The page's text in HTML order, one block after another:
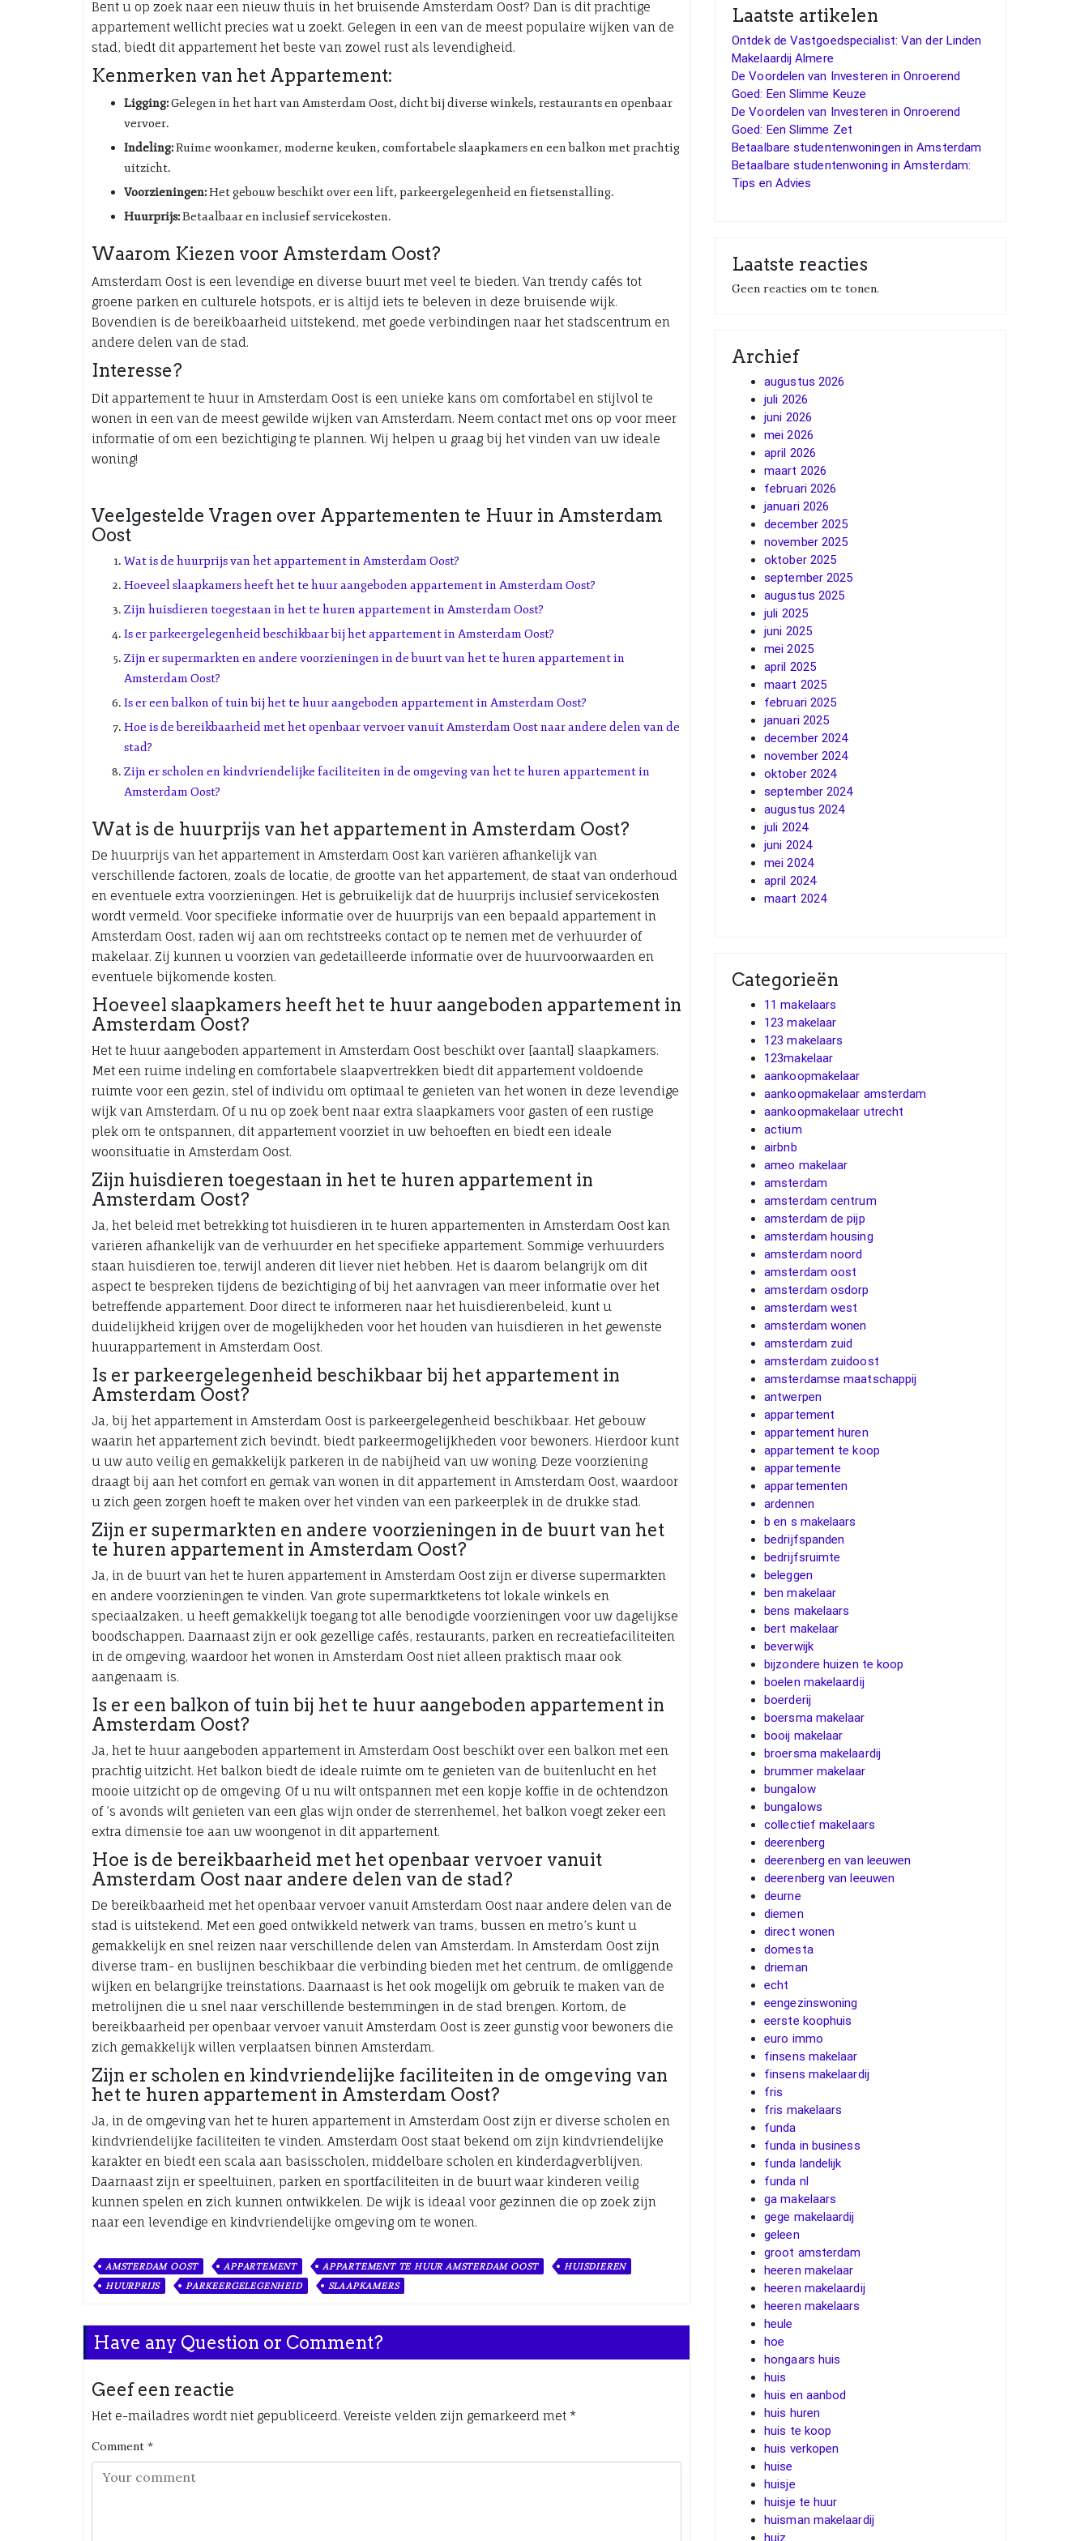
Bent u op zoek naar een nieuw thuis in het bruisende Amsterdam Oost? Dan is dit prachtige
appartement wellicht precies wat u zoekt. Gelegen in een van de meest populaire wijken van de
stad, biedt dit appartement het beste van zowel rust als levendigheid.
Kenmerken van het Appartement:
Ligging:Gelegen in het hart van Amsterdam Oost, dicht bij diverse winkels, restaurants en openbaar
vervoer.
Indeling:Ruime woonkamer, moderne keuken, comfortabele slaapkamers en een balkon met prachtig
uitzicht.
Voorzieningen:Het gebouw beschikt over een lift, parkeergelegenheid en fietsenstalling.
Huurprijs:Betaalbaar en inclusief servicekosten.
Waarom Kiezen voor Amsterdam Oost?
Amsterdam Oost is een levendige en diverse buurt met veel te bieden. Van trendy cafés tot
groene parken en culturele hotspots, er is altijd iets te beleven in deze bruisende wijk.
Bovendien is de bereikbaarheid uitstekend, met goede verbindingen naar het stadscentrum en
andere delen van de stad.
Interesse?
Dit appartement te huur in Amsterdam Oost is een unieke kans om comfortabel en stijlvol te
wonen in een van de meest gewilde wijken van Amsterdam. Neem contact met ons op voor meer
informatie of om een bezichtiging te plannen. Wij helpen u graag bij het vinden van uw ideale
woning!
Veelgestelde Vragen over Appartementen te Huur in Amsterdam
Oost
Wat is de huurprijs van het appartement in Amsterdam Oost?
Hoeveel slaapkamers heeft het te huur aangeboden appartement in Amsterdam Oost?
Zijn huisdieren toegestaan in het te huren appartement in Amsterdam Oost?
Is er parkeergelegenheid beschikbaar bij het appartement in Amsterdam Oost?
Zijn er supermarkten en andere voorzieningen in de buurt van het te huren appartement in
Amsterdam Oost?
Is er een balkon of tuin bij het te huur aangeboden appartement in Amsterdam Oost?
Hoe is de bereikbaarheid met het openbaar vervoer vanuit Amsterdam Oost naar andere delen van de
stad?
Zijn er scholen en kindvriendelijke faciliteiten in de omgeving van het te huren appartement in
Amsterdam Oost?
Wat is de huurprijs van het appartement in Amsterdam Oost?
De huurprijs van het appartement in Amsterdam Oost kan variëren afhankelijk van
verschillende factoren, zoals de locatie, de grootte van het appartement, de staat van onderhoud
en eventuele extra voorzieningen. Het is gebruikelijk dat de huurprijs inclusief servicekosten
wordt vermeld. Voor specifieke informatie over de huurprijs van een bepaald appartement in
Amsterdam Oost, raden wij aan om rechtstreeks contact op te nemen met de verhuurder of
makelaar. Zij kunnen u voorzien van gedetailleerde informatie over de huurvoorwaarden en
eventuele bijkomende kosten.
Hoeveel slaapkamers heeft het te huur aangeboden appartement in
Amsterdam Oost?
Het te huur aangeboden appartement in Amsterdam Oost beschikt over [aantal] slaapkamers.
Met een ruime indeling en comfortabele slaapvertrekken biedt dit appartement voldoende
ruimte voor een gezin, stel of individu om optimaal te genieten van het wonen in deze levendige
wijk van Amsterdam. Of u nu op zoek bent naar extra slaapkamers voor gasten of een rustige
plek om te ontspannen, dit appartement voorziet in uw behoeften en biedt een ideale
woonsituatie in Amsterdam Oost.
Zijn huisdieren toegestaan in het te huren appartement in
Amsterdam Oost?
Ja, het beleid met betrekking tot huisdieren in te huren appartementen in Amsterdam Oost kan
variëren afhankelijk van de verhuurder en het specifieke appartement. Sommige verhuurders
staan huisdieren toe, terwijl anderen dit liever niet hebben. Het is daarom belangrijk om dit
aspect te bespreken tijdens de bezichtiging of bij het aanvragen van meer informatie over het
betreffende appartement. Door direct te informeren naar het huisdierenbeleid, kunt u
duidelijkheid krijgen over de mogelijkheden voor het houden van huisdieren in het gewenste
huurappartement in Amsterdam Oost.
Is er parkeergelegenheid beschikbaar bij het appartement in
Amsterdam Oost?
Ja, bij het appartement in Amsterdam Oost is parkeergelegenheid beschikbaar. Het gebouw
waarin het appartement zich bevindt, biedt parkeermogelijkheden voor bewoners. Hierdoor kunt
u uw auto veilig en gemakkelijk parkeren in de nabijheid van uw woning. Deze voorziening
draagt bij aan het comfort en gemak van wonen in dit appartement in Amsterdam Oost, waardoor
u zich geen zorgen hoeft te maken over het vinden van een parkeerplek in de drukke stad.
Zijn er supermarkten en andere voorzieningen in de buurt van het
te huren appartement in Amsterdam Oost?
Ja, in de buurt van het te huren appartement in Amsterdam Oost zijn er diverse supermarkten
en andere voorzieningen te vinden. Van grote supermarktketens tot lokale winkels en
speciaalzaken, u heeft gemakkelijk toegang tot alle benodigde voorzieningen voor uw dagelijkse
boodschappen. Daarnaast zijn er ook gezellige cafés, restaurants, parken en recreatiefaciliteiten
in de omgeving, waardoor het wonen in Amsterdam Oost niet alleen praktisch maar ook
aangenaam is.
Is er een balkon of tuin bij het te huur aangeboden appartement in
Amsterdam Oost?
Ja, het te huur aangeboden appartement in Amsterdam Oost beschikt over een balkon met een
prachtig uitzicht. Het balkon biedt de ideale ruimte om te genieten van de buitenlucht en het
mooie uitzicht op de omgeving. Of u nu wilt ontspannen met een kopje koffie in de ochtendzon
of ’s avonds wilt genieten van een glas wijn onder de sterrenhemel, het balkon voegt zeker een
extra dimensie toe aan uw woongenot in dit appartement.
Hoe is de bereikbaarheid met het openbaar vervoer vanuit
Amsterdam Oost naar andere delen van de stad?
De bereikbaarheid met het openbaar vervoer vanuit Amsterdam Oost naar andere delen van de
stad is uitstekend. Met een goed ontwikkeld netwerk van trams, bussen en metro’s kunt u
gemakkelijk en snel reizen naar verschillende delen van Amsterdam. In Amsterdam Oost zijn
diverse tram- en buslijnen beschikbaar die verbinding bieden met het centrum, de omliggende
wijken en belangrijke treinstations. Daarnaast is het ook mogelijk om gebruik te maken van de
metrolijnen die u snel naar verschillende bestemmingen in de stad brengen. Kortom, de
bereikbaarheid per openbaar vervoer vanuit Amsterdam Oost is zeer gunstig voor bewoners die
zich gemakkelijk willen verplaatsen binnen Amsterdam.
Zijn er scholen en kindvriendelijke faciliteiten in de omgeving van
het te huren appartement in Amsterdam Oost?
Ja, in de omgeving van het te huren appartement in Amsterdam Oost zijn er diverse scholen en
kindvriendelijke faciliteiten te vinden. Amsterdam Oost staat bekend om zijn kindvriendelijke
karakter en biedt een scala aan basisscholen, middelbare scholen en kinderdagverblijven.
Daarnaast zijn er speeltuinen, parken en sportfaciliteiten in de buurt waar kinderen veilig
kunnen spelen en zich kunnen ontwikkelen. De wijk is ideaal voor gezinnen die op zoek zijn
naar een levendige en kindvriendelijke omgeving om te wonen.
AMSTERDAM OOST APPARTEMENT APPARTEMENT TE HUUR AMSTERDAM OOST
HUISDIEREN
HUURPRIJS
PARKEERGELEGENHEID SLAAPKAMERS
Have any Question or Comment?
Geef een reactie
Het e-mailadres wordt niet gepubliceerd. Vereiste velden zijn gemarkeerd met *
Comment *
Laatste artikelen
Ontdek de Vastgoedspecialist: Van der Linden
Makelaardij Almere
De Voordelen van Investeren in Onroerend
Goed: Een Slimme Keuze
De Voordelen van Investeren in Onroerend
Goed: Een Slimme Zet
Betaalbare studentenwoningen in Amsterdam
Betaalbare studentenwoning in Amsterdam:
Tips en Advies
Laatste reacties
Geen reacties om te tonen.
Archief
augustus 2026
juli 2026
juni 2026
mei 2026
april 2026
maart 2026
februari 2026
januari 2026
december 2025
november 2025
oktober 2025
september 2025
augustus 2025
juli 2025
juni 2025
mei 2025
april 2025
maart 2025
februari 2025
januari 2025
december 2024
november 2024
oktober 2024
september 2024
augustus 2024
juli 2024
juni 2024
mei 2024
april 2024
maart 2024
Categorieën
11 makelaars
123 makelaar
123 makelaars
123makelaar
aankoopmakelaar
aankoopmakelaar amsterdam
aankoopmakelaar utrecht
actium
airbnb
ameo makelaar
amsterdam
amsterdam centrum
amsterdam de pijp
amsterdam housing
amsterdam noord
amsterdam oost
amsterdam osdorp
amsterdam west
amsterdam wonen
amsterdam zuid
amsterdam zuidoost
amsterdamse maatschappij
antwerpen
appartement
appartement huren
appartement te koop
appartemente
appartementen
ardennen
b en s makelaars
bedrijfspanden
bedrijfsruimte
beleggen
ben makelaar
bens makelaars
bert makelaar
beverwijk
bijzondere huizen te koop
boelen makelaardij
boerderij
boersma makelaar
booij makelaar
broersma makelaardij
brummer makelaar
bungalow
bungalows
collectief makelaars
deerenberg
deerenberg en van leeuwen
deerenberg van leeuwen
deurne
diemen
direct wonen
domesta
drieman
echt
eengezinswoning
eerste koophuis
euro immo
finsens makelaar
finsens makelaardij
fris
fris makelaars
funda
funda in business
funda landelijk
funda nl
ga makelaars
gege makelaardij
geleen
groot amsterdam
heeren makelaar
heeren makelaardij
heeren makelaars
heule
hoe
hongaars huis
huis
huis en aanbod
huis huren
huis te koop
huis verkopen
huise
huisje
huisje te huur
huisman makelaardij
huiz